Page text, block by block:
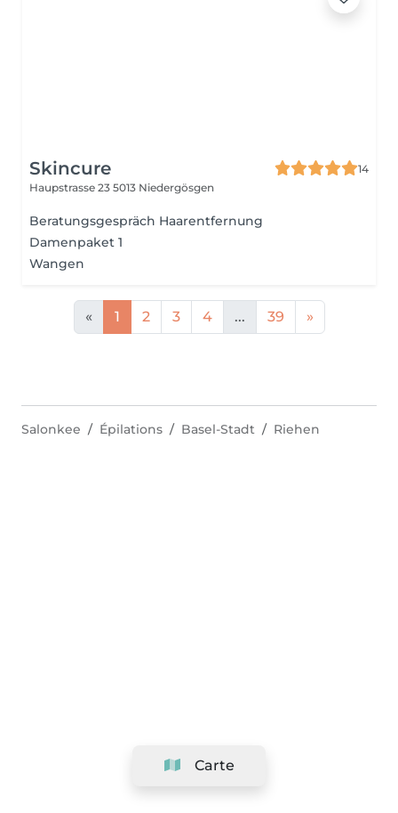
Skincure
14
Haupstrasse 23 5013 Niedergösgen
Beratungsgespräch Haarentfernung
Damenpaket 1
Wangen
« 1 2 3 4 ... 39 »
Carte
Salonkee Épilations Basel-Stadt Riehen